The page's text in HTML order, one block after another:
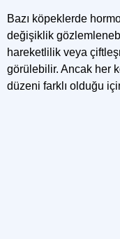
Bazı köpeklerde
değişiklik
hareketlilik veya
görülebilir. Ancak her
düzeni farklı olduğu